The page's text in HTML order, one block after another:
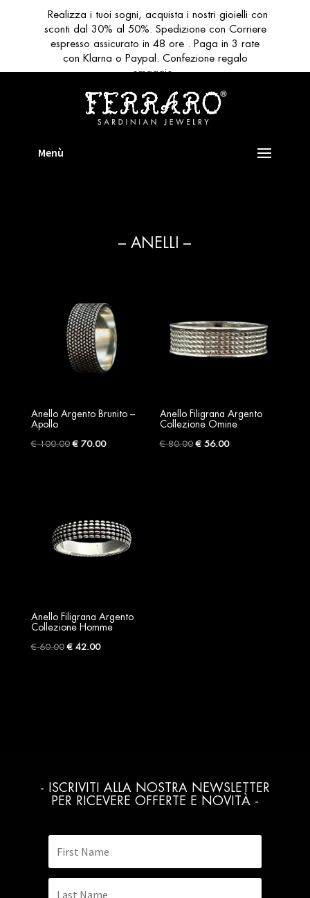
– ANELLI –
Anello Argento Brunito –
Apollo
€100.00Original
€70.00Current
Anello Filigrana Argento
Collezione Omine
€80.00Original
€ 56.00Current
Anello Filigrana Argento
Collezione Homme
€60.00Original
€42.00Current
- ISCRIVITI ALLA NOSTRA NEWSLETTER
PER RICEVERE OFFERTE E NOVITÀ -
Realizza i tuoi sogni, acquista i nostri gioielli con
sconti dal 30% al 50%. Spedizione con Corriere
espresso assicurato in 48 ore . Paga in 3 rate
con Klarna o Paypal. Confezione regalo
omaggio